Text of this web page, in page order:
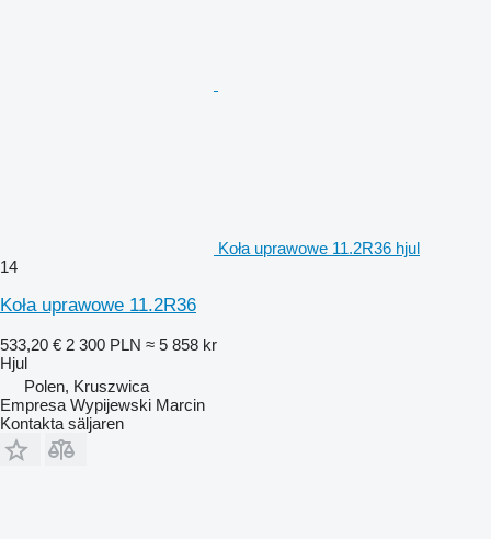
Koła uprawowe 11.2R36 hjul
14
Koła uprawowe 11.2R36
533,20 € 2 300 PLN ≈ 5 858 kr
Hjul
Polen, Kruszwica
Empresa Wypijewski Marcin
Kontakta säljaren